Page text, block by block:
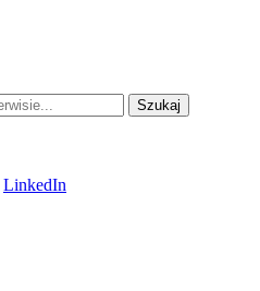
LinkedIn